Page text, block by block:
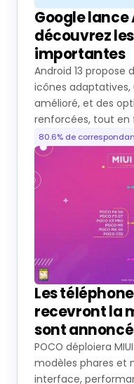
renforcées, tout en
80.6% de
Les
recevront la
sont
POCO déploiera
modèles phares et
interface,
mémoire via le
66.9% de